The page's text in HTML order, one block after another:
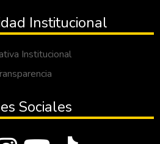
Institucional
Institucional
Sociales